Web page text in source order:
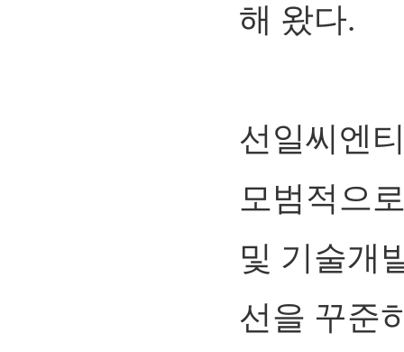
해 왔다.
선일씨엔
모범적으
및 기술개
선을 꾸준